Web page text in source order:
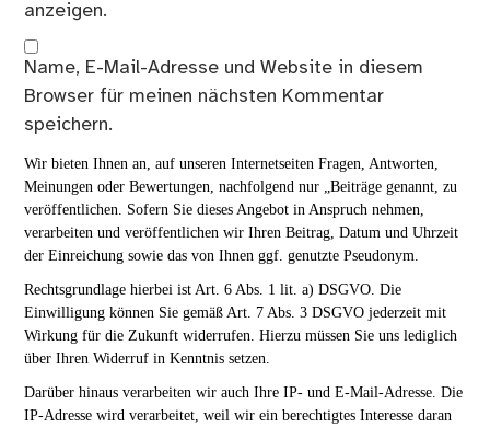
anzeigen.
Name, E-Mail-Adresse und Website in diesem
Browser für meinen nächsten Kommentar
speichern.
Wir bieten Ihnen an, auf unseren Internetseiten Fragen, Antworten,
Meinungen oder Bewertungen, nachfolgend nur „Beiträge genannt, zu
veröffentlichen. Sofern Sie dieses Angebot in Anspruch nehmen,
verarbeiten und veröffentlichen wir Ihren Beitrag, Datum und Uhrzeit
der Einreichung sowie das von Ihnen ggf. genutzte Pseudonym.
Rechtsgrundlage hierbei ist Art. 6 Abs. 1 lit. a) DSGVO. Die
Einwilligung können Sie gemäß Art. 7 Abs. 3 DSGVO jederzeit mit
Wirkung für die Zukunft widerrufen. Hierzu müssen Sie uns lediglich
über Ihren Widerruf in Kenntnis setzen.
Darüber hinaus verarbeiten wir auch Ihre IP- und E-Mail-Adresse. Die
IP-Adresse wird verarbeitet, weil wir ein berechtigtes Interesse daran